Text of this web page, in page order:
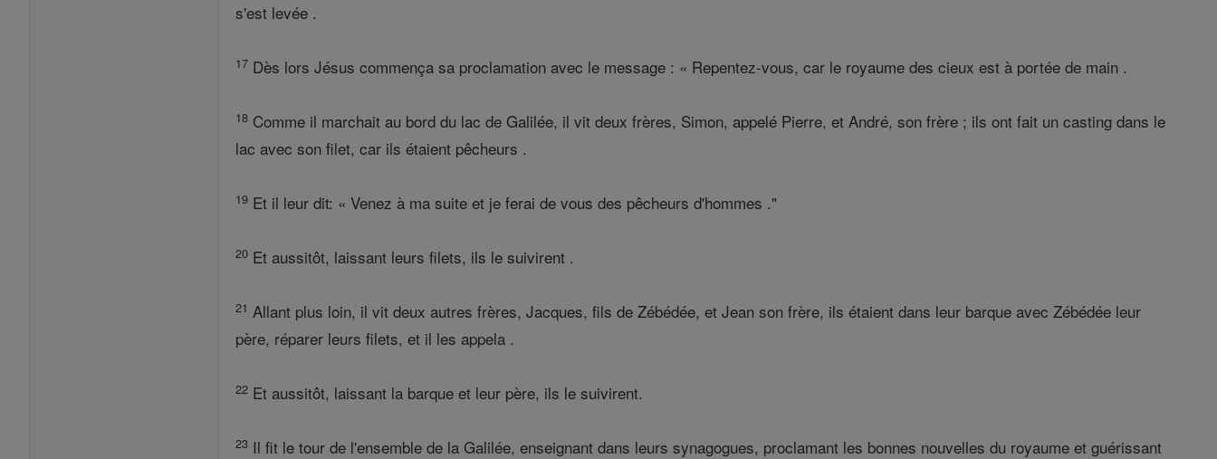
s'est levée .
17 Dès lors Jésus commença sa proclamation avec le message : « Repentez-vous, car le royaume des cieux est à portée de main .
18 Comme il marchait au bord du lac de Galilée, il vit deux frères, Simon, appelé Pierre, et André, son frère ; ils ont fait un casting dans le
lac avec son filet, car ils étaient pêcheurs .
19 Et il leur dit: « Venez à ma suite et je ferai de vous des pêcheurs d'hommes ."
20 Et aussitôt, laissant leurs filets, ils le suivirent .
21 Allant plus loin, il vit deux autres frères, Jacques, fils de Zébédée, et Jean son frère, ils étaient dans leur barque avec Zébédée leur
père, réparer leurs filets, et il les appela .
22 Et aussitôt, laissant la barque et leur père, ils le suivirent.
23 Il fit le tour de l'ensemble de la Galilée, enseignant dans leurs synagogues, proclamant les bonnes nouvelles du royaume et guérissant